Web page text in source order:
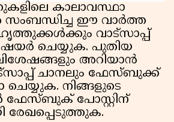
കാലാവസ്ഥാ
സംബന്ധിച്ച ഈ വാർത്ത
വാട്സാപ്പ്
ചെയ്യുക. പുതിയ
അറിയാൻ
ചാനലും ഫേസ്ബുക്ക്
നിങ്ങളുടെ
ഫേസ്ബുക് പോസ്റ്റിന്
രേഖപ്പെടുത്തുക.